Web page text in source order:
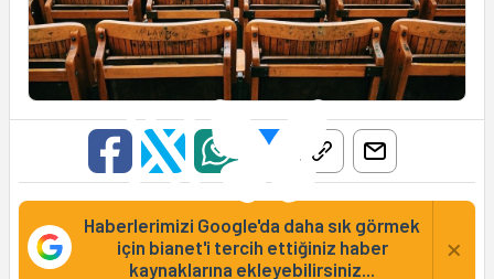
Haberlerimizi Google'da daha sık görmek
için bianet'i tercih ettiğiniz haber
kaynaklarına ekleyebilirsiniz...
×